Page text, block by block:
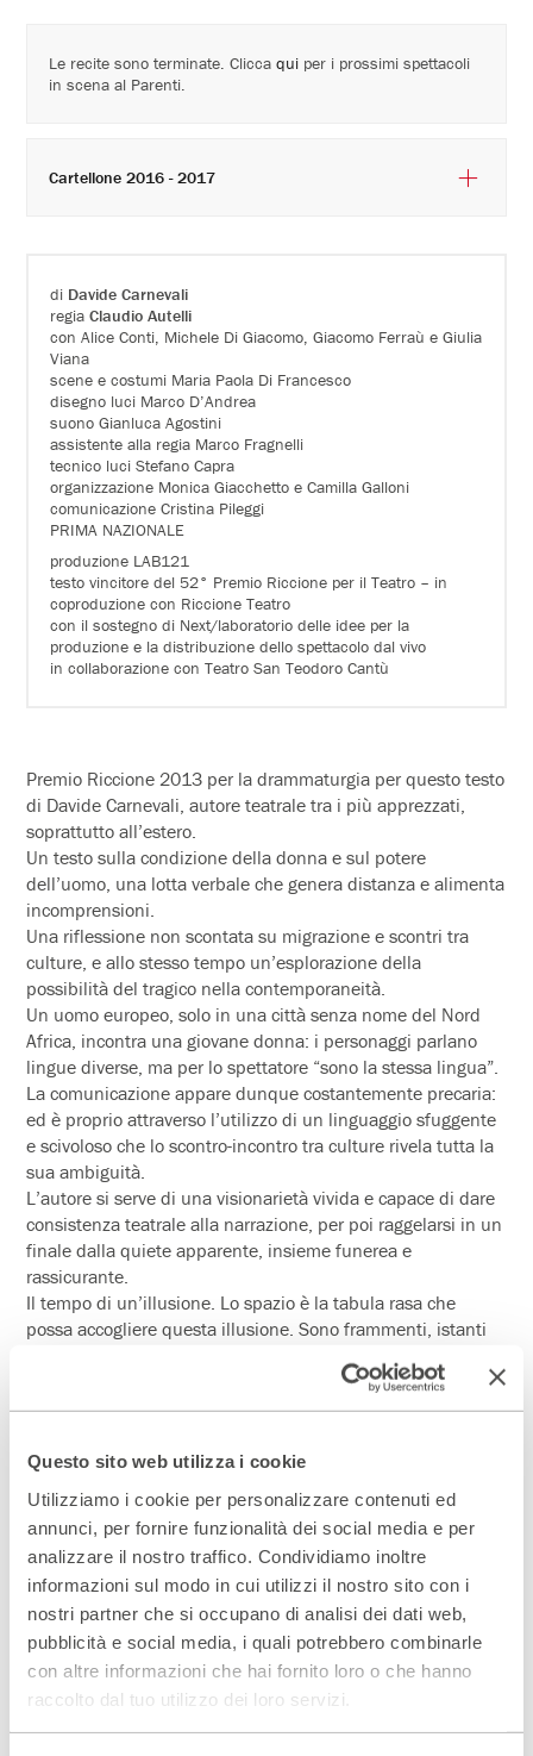
Questo sito web utilizza i cookie
Utilizziamo i cookie per personalizzare contenuti ed
annunci, per fornire funzionalità dei social media e per
analizzare il nostro traffico. Condividiamo inoltre
informazioni sul modo in cui utilizzi il nostro sito con i
nostri partner che si occupano di analisi dei dati web,
pubblicità e social media, i quali potrebbero combinarle
con altre informazioni che hai fornito loro o che hanno
raccolto dal tuo utilizzo dei loro servizi.
di Davide Carnevali
regiaClaudio Autelli
con Alice Conti, Michele Di Giacomo, Giacomo Ferraù e Giulia
Viana
scene e costumi Maria Paola Di Francesco
disegno luci Marco D’Andrea
suono Gianluca Agostini
assistente alla regia Marco Fragnelli
tecnico luci Stefano Capra
organizzazione Monica Giacchetto e Camilla Galloni
comunicazione Cristina Pileggi
PRIMA NAZIONALE
produzione LAB121
testo vincitore del 52° Premio Riccione per il Teatro – in
coproduzione con Riccione Teatro
con il sostegno di Next/laboratorio delle idee per la
produzione e la distribuzione dello spettacolo dal vivo
in collaborazione con Teatro San Teodoro Cantù
Premio Riccione 2013 per la drammaturgia per questo testo
di Davide Carnevali, autore teatrale tra i più apprezzati,
soprattutto all’estero.
Un testo sulla condizione della donna e sul potere
dell’uomo, una lotta verbale che genera distanza e alimenta
incomprensioni.
Una riflessione non scontata su migrazione e scontri tra
culture, e allo stesso tempo un’esplorazione della
possibilità del tragico nella contemporaneità.
Un uomo europeo, solo in una città senza nome del Nord
Africa, incontra una giovane donna: i personaggi parlano
lingue diverse, ma per lo spettatore “sono la stessa lingua”.
La comunicazione appare dunque costantemente precaria:
ed è proprio attraverso l’utilizzo di un linguaggio sfuggente
e scivoloso che lo scontro-incontro tra culture rivela tutta la
sua ambiguità.
L’autore si serve di una visionarietà vivida e capace di dare
consistenza teatrale alla narrazione, per poi raggelarsi in un
finale dalla quiete apparente, insieme funerea e
rassicurante.
Il tempo di un’illusione. Lo spazio è la tabula rasa che
possa accogliere questa illusione. Sono frammenti, istanti
contrasti e come un puzzle, pezzo dopo pezzo si intravede
un disegno finale.
[...] A volte, in un piccolo teatro di provincia, capita di
imbattersi, al suo debutto, in uno spettacolo di originale
fattura, che ti apre dubbi e domande che hai dentro e allo
stesso tempo sono il fulcro di un mondo in continua
ebollizione. [...] La bella regia di Claudio Autelli porta in scena
questo testo di Carnevali, per nulla buonista, che scava in
mondi in cui ognuno coltiva i propri desideri e le rispettive
incontrovertibili ragioni. E lo fa in maniera semplice e
complessa allo stesso tempo, attraverso un raffinato continuo
gioco a rimpiattino tra luce e attori. (...) Aiutato in modo
Giulia Viana, lo spettacolo afferra per la mente e per il cuore
Le recite sono terminate. Cliccaqui per i prossimi spettacoli
in scena al Parenti.
Cartellone 2016 - 2017